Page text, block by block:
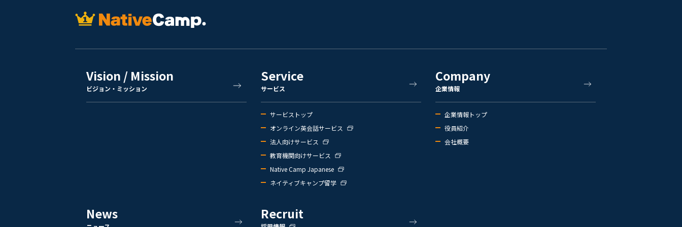
Vision / Mission
ビジョン・ミッション
Service
サービス
サービストップ
オンライン英会話サービス
法人向けサービス
教育機関向けサービス
Native Camp Japanese
ネイティブキャンプ留学
Company
企業情報
企業情報トップ
役員紹介
会社概要
News Recruit